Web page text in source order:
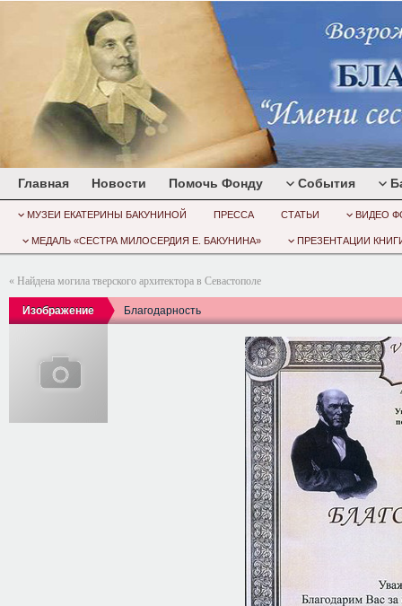
Главная Новости Помочь Фонду События
МУЗЕИ ЕКАТЕРИНЫ БАКУНИНОЙ ПРЕССА СТАТЬИ ВИДЕО
МЕДАЛЬ «СЕСТРА МИЛОСЕРДИЯ Е. БАКУНИНА» ПРЕЗЕНТАЦИИ
« Найдена могила тверского архитектора в Севастополе
Изображение Благодарность